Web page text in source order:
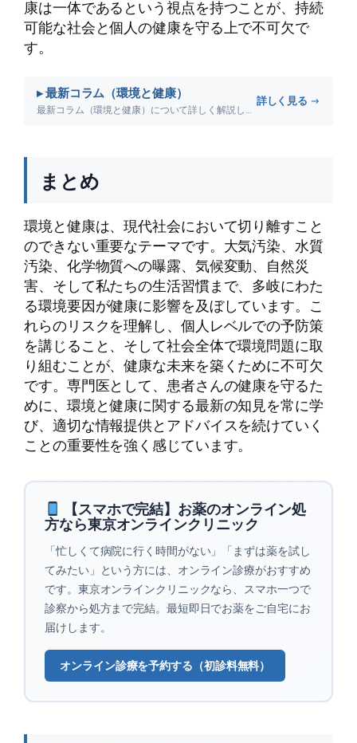
康は一体であるという視点を持つことが、持続
可能な社会と個人の健康を守る上で不可欠で
す。
▸ 最新コラム（環境と健康）
最新コラム（環境と健康）について詳しく解説します。
詳しく見る →
まとめ
環境と健康は、現代社会において切り離すこと
のできない重要なテーマです。大気汚染、水質
汚染、化学物質への曝露、気候変動、自然災
害、そして私たちの生活習慣まで、多岐にわた
る環境要因が健康に影響を及ぼしています。こ
れらのリスクを理解し、個人レベルでの予防策
を講じること、そして社会全体で環境問題に取
り組むことが、健康な未来を築くために不可欠
です。専門医として、患者さんの健康を守るた
めに、環境と健康に関する最新の知見を常に学
び、適切な情報提供とアドバイスを続けていく
ことの重要性を強く感じています。
【スマホで完結】お薬のオンライン処
方なら東京オンラインクリニック
「忙しくて病院に行く時間がない」「まずは薬を試し
てみたい」という方には、オンライン診療がおすすめ
です。東京オンラインクリニックなら、スマホ一つで
診察から処方まで完結。最短即日でお薬をご自宅にお
届けします。
オンライン診療を予約する（初診料無料）